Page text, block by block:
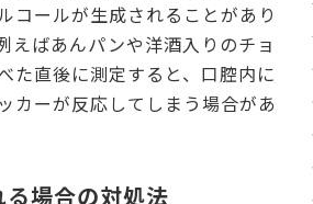
コールが生成されることがあり
えばあんパンや洋酒入りのチョ
た直後に測定すると、口腔内に
カーが反応してしまう場合があ
場合の対処法